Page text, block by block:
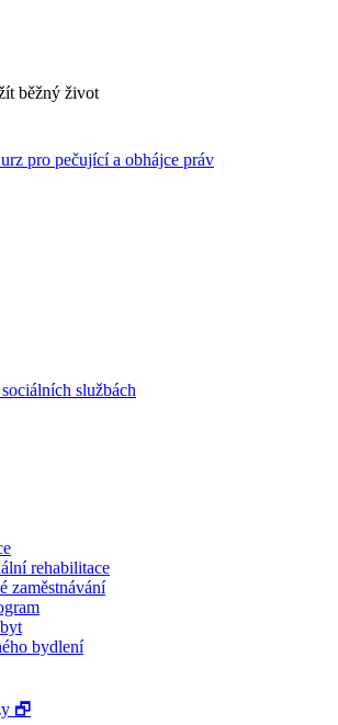
běžný život
pro pečující a obhájce práv
službách
rehabilitace
zaměstnávání
bydlení
🗗